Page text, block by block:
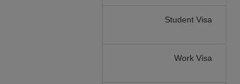
Student Visa
Work Visa